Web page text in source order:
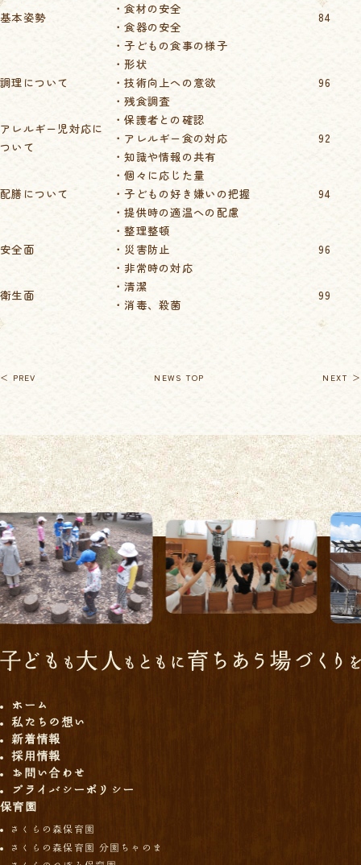
基本姿勢
・食材の安全
・食器の安全
・子どもの食事の様子
84
調理について
・形状
・技術向上への意欲
・残食調査
96
アレルギー児対応に
ついて
・保護者との確認
・アレルギー食の対応
・知識や情報の共有
92
配膳について
・個々に応じた量
・子どもの好き嫌いの把握
・提供時の適温への配慮
94
安全面
・整理整頓
・災害防止
・非常時の対応
96
衛生面
・清潔
・消毒、殺菌
99
＜ PREV NEWS TOP NEXT ＞
ホーム
私たちの想い
新着情報
採用情報
お問い合わせ
プライバシーポリシー
保育園
さくらの森保育園
さくらの森保育園 分園ちゃのま